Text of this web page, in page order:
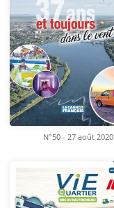
N°50 - 27 août 2020